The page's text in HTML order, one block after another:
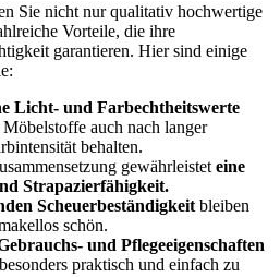
Sie nicht nur qualitativ hochwertige
Vorteile, die ihre
garantieren. Hier sind einige
Licht- und Farbechtheitswerte
auch nach langer
behalten.
gewährleistet eine
Strapazierfähigkeit.
Scheuerbeständigkeit bleiben
schön.
und Pflegeeigenschaften
praktisch und einfach zu